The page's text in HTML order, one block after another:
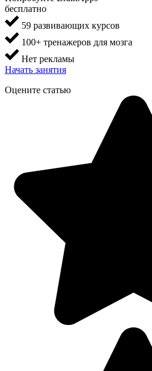
бесплатно
59 развивающих курсов
100+ тренажеров для мозга
Нет рекламы
Начать занятия
Оцените статью